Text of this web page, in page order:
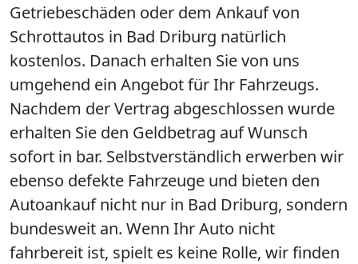
Getriebeschäden oder dem Ankauf von
Schrottautos in Bad Driburg natürlich
kostenlos. Danach erhalten Sie von uns
umgehend ein Angebot für Ihr Fahrzeugs.
Nachdem der Vertrag abgeschlossen wurde
erhalten Sie den Geldbetrag auf Wunsch
sofort in bar. Selbstverständlich erwerben wir
ebenso defekte Fahrzeuge und bieten den
Autoankauf nicht nur in Bad Driburg, sondern
bundesweit an. Wenn Ihr Auto nicht
fahrbereit ist, spielt es keine Rolle, wir finden